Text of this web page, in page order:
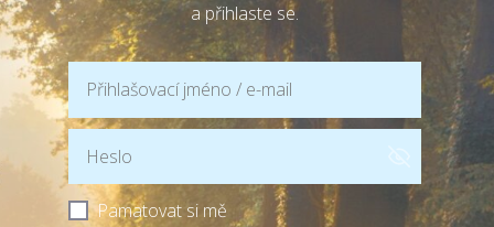
a přihlaste se.
Pamatovat si mě